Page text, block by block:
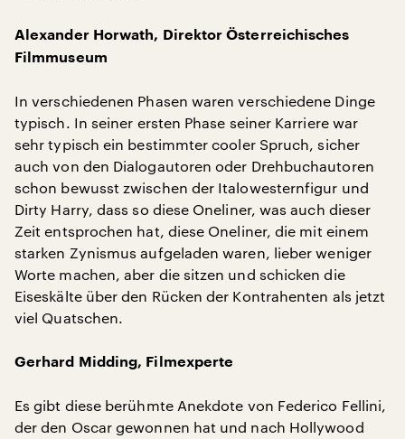
Alexander Horwath, Direktor Österreichisches
Filmmuseum
In verschiedenen Phasen waren verschiedene Dinge
typisch. In seiner ersten Phase seiner Karriere war
sehr typisch ein bestimmter cooler Spruch, sicher
auch von den Dialogautoren oder Drehbuchautoren
schon bewusst zwischen der Italowesternfigur und
Dirty Harry, dass so diese Oneliner, was auch dieser
Zeit entsprochen hat, diese Oneliner, die mit einem
starken Zynismus aufgeladen waren, lieber weniger
Worte machen, aber die sitzen und schicken die
Eiseskälte über den Rücken der Kontrahenten als jetzt
viel Quatschen.
Gerhard Midding, Filmexperte
Es gibt diese berühmte Anekdote von Federico Fellini,
der den Oscar gewonnen hat und nach Hollywood